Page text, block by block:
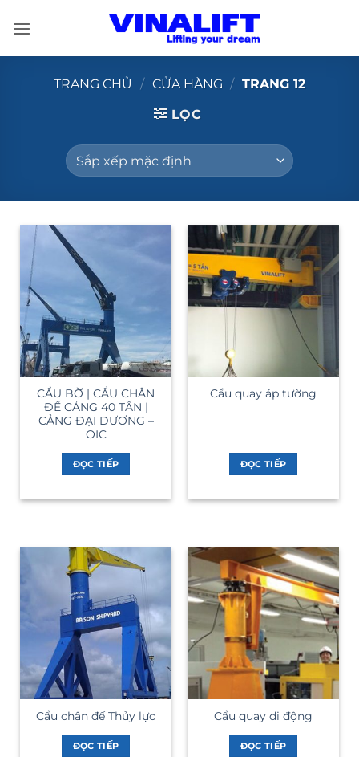
qua
TRANG CHỦ
/ CỬA HÀNG / TRANG 12
LỌC
CẨU BỜ | CẨU CHÂN
ĐẾ CẢNG 40 TẤN |
CẢNG ĐẠI DƯƠNG –
OIC
ĐỌC TIẾP
Cẩu quay áp tường
ĐỌC TIẾP
Cẩu chân đế Thủy lực
ĐỌC TIẾP
Cẩu quay di động
ĐỌC TIẾP